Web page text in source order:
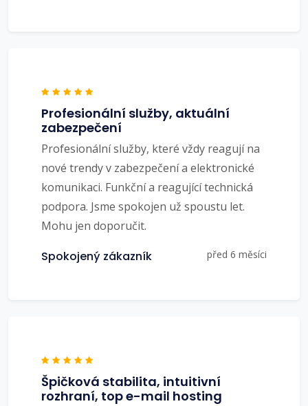
Profesionální služby, aktuální
zabezpečení
Profesionální služby, které vždy reagují na
nové trendy v zabezpečení a elektronické
komunikaci. Funkční a reagující technická
podpora. Jsme spokojen už spoustu let.
Mohu jen doporučit.
Spokojený zákazník před 6 měsíci
Špičková stabilita, intuitivní
rozhraní, top e-mail hosting